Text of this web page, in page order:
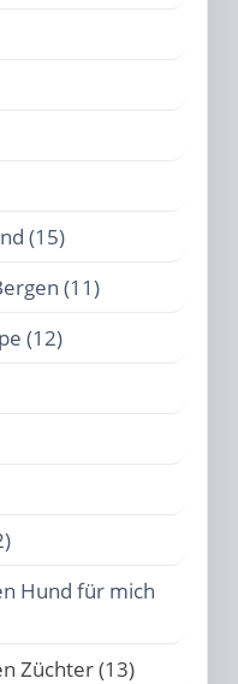
(15)
(11)
(12)
Hund für mich
Züchter (13)